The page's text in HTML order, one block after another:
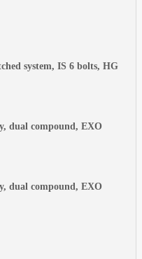
system, IS 6 bolts, HG
dual compound, EXO
dual compound, EXO